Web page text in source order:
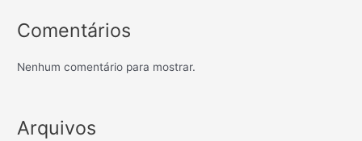
Comentários
Nenhum comentário para mostrar.
Arquivos